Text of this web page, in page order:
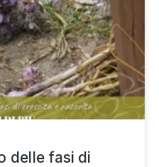
delle fasi di